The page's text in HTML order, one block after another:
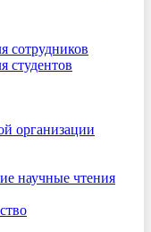
сотрудников
студентов
организации
научные чтения